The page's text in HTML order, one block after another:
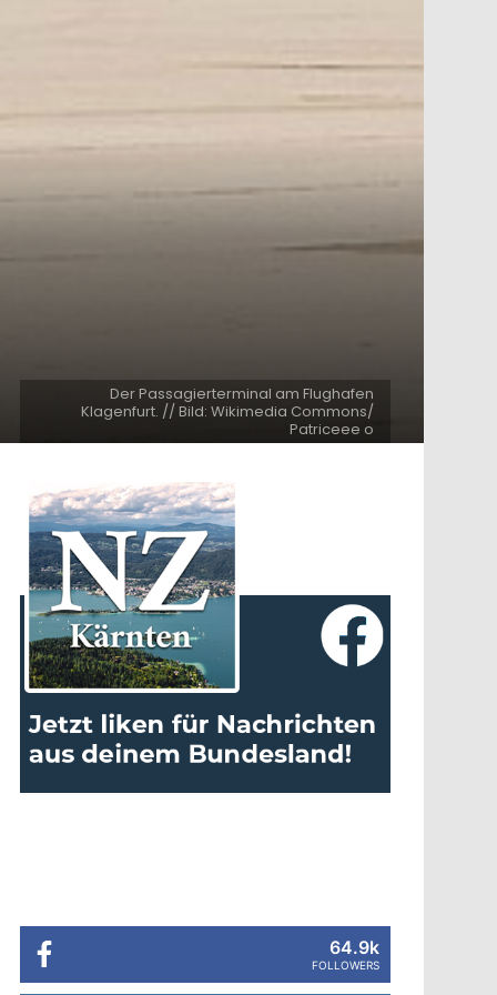
Der Passagierterminal am Flughafen
Klagenfurt. // Bild: Wikimedia Commons/
Patriceee o
64.9k
FOLLOWERS